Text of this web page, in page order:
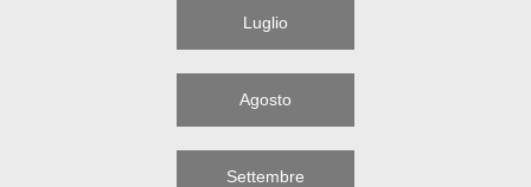
Luglio
Agosto
Settembre